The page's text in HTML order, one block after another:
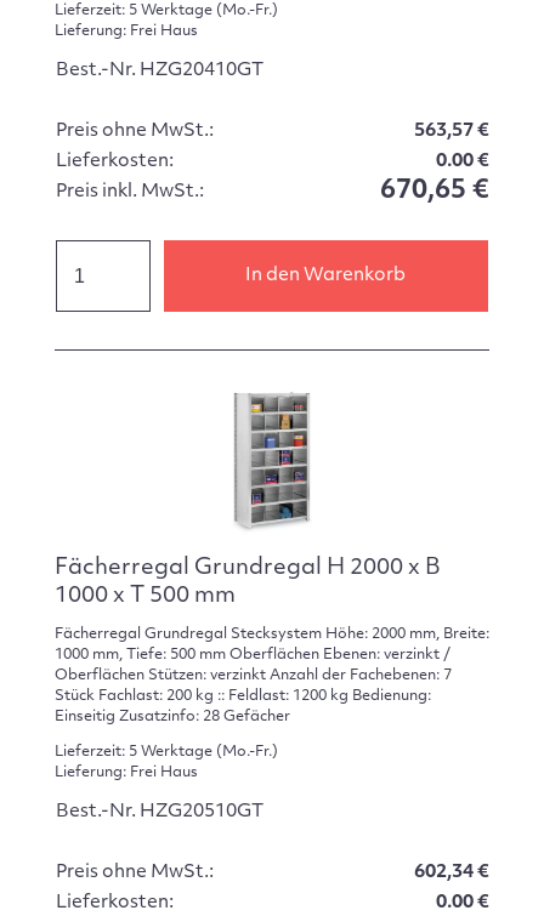
Lieferzeit: 5 Werktage (Mo.-Fr.)
Lieferung: Frei Haus
Best.-Nr. HZG20410GT
Preis ohne MwSt.:
563,57 €
Lieferkosten:
0.00 €
Preis inkl. MwSt.:
670,65 €
In den Warenkorb
Fächerregal Grundregal H 2000 x B
1000 x T 500 mm
Fächerregal Grundregal Stecksystem Höhe: 2000 mm, Breite:
1000 mm, Tiefe: 500 mm Oberflächen Ebenen: verzinkt /
Oberflächen Stützen: verzinkt Anzahl der Fachebenen: 7
Stück Fachlast: 200 kg :: Feldlast: 1200 kg Bedienung:
Einseitig Zusatzinfo: 28 Gefächer
Lieferzeit: 5 Werktage (Mo.-Fr.)
Lieferung: Frei Haus
Best.-Nr. HZG20510GT
Preis ohne MwSt.:
602,34 €
Lieferkosten:
0.00 €